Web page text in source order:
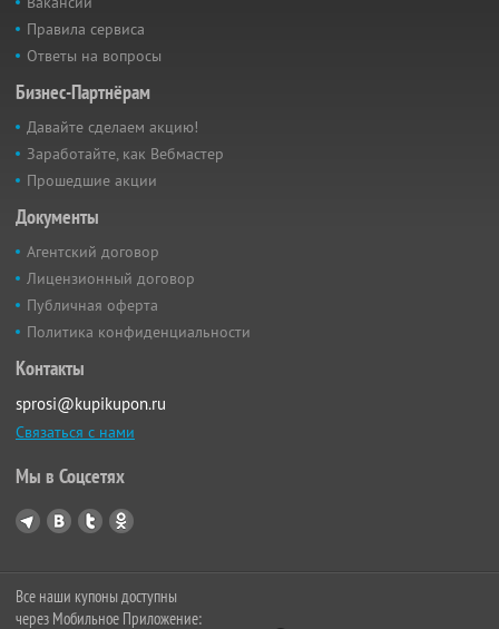
Правила сервиса
Ответы на вопросы
Бизнес-Партнёрам
Давайте сделаем акцию!
Заработайте, как Вебмастер
Прошедшие акции
Документы
Агентский договор
Лицензионный договор
Публичная оферта
Политика конфиденциальности
Контакты
sprosi@kupikupon.ru
Связаться с нами
Мы в Соцсетях
Все наши купоны доступны
через Мобильное Приложение: